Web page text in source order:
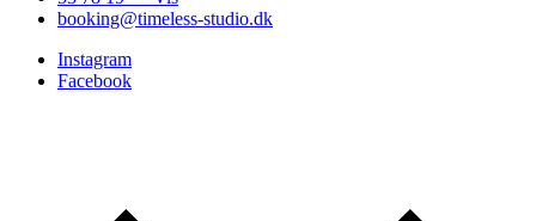
booking@timeless-studio.dk
Instagram
Facebook